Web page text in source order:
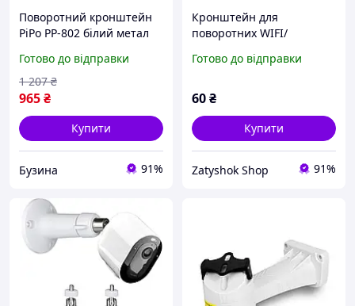
Поворотний кронштейн
PiPo PP-802 білий метал
камер високої якості
buzyna
Готово до відправки
965₴
1 207 ₴
Купити
Бузина 91%
Кронштейн для
поворотних WIFI/
пластик
Готово до відправки
60₴
Купити
Zatyshok Shop 91%